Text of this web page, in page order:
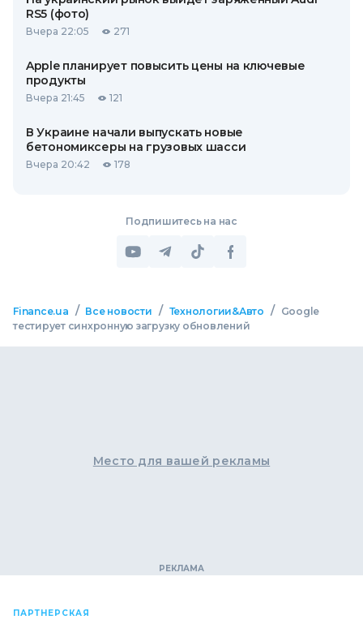
RS5 (фото)
Вчера 22:05 271
Apple планирует повысить цены на ключевые
продукты
Вчера 21:45 121
В Украине начали выпускать новые
бетономиксеры на грузовых шасси
Вчера 20:42 178
Подпишитесь на нас
Finance.ua / Все новости / Технологии&Авто /
Google
тестирует синхронную загрузку обновлений
Место для вашей рекламы
ПАРТНЕРСКАЯ